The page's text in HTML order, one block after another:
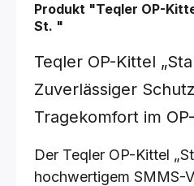
Produkt "Teqler OP-
St. "
Teqler OP-Kittel
Zuverlässiger
Tragekomfort im
Der Teqler OP-Kittel
hochwertigem SMMS-